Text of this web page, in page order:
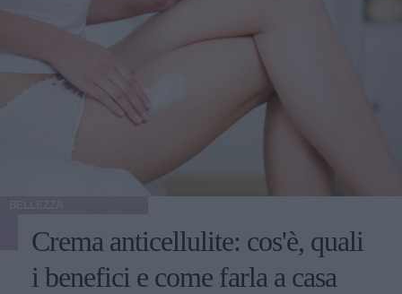
Crema anticellulite: cos'è, quali
i benefici e come farla a casa